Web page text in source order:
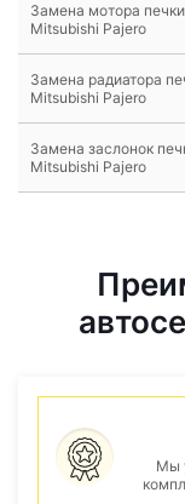
Замена мотора печки
Mitsubishi Pajero
Замена радиатора
Mitsubishi Pajero
Замена заслонок
Mitsubishi Pajero
Мы